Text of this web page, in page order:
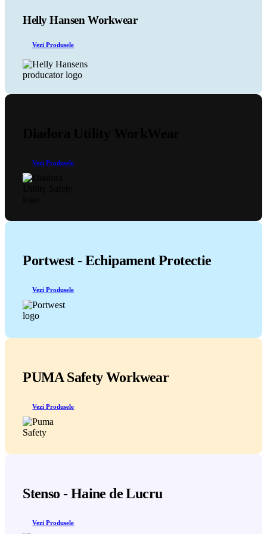
pagina
produsului.
Helly Hansen Workwear
Vezi Produsele
Vezi Produsele
Portwest - Echipament Protectie
Vezi Produsele
PUMA Safety Workwear
Vezi Produsele
Stenso - Haine de Lucru
Vezi Produsele